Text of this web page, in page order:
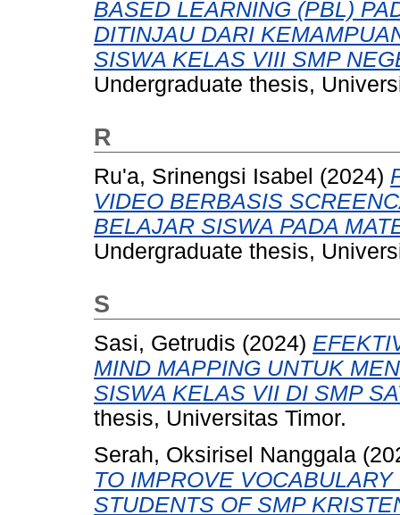
BASED LEARNING (PBL)
DITINJAU DARI
SISWA KELAS VIII SMP
Undergraduate thesis,
R
Ru'a, Srinengsi Isabel (2024)
VIDEO BERBASIS
BELAJAR SISWA PADA
Undergraduate thesis,
S
Sasi, Getrudis (2024)
MIND MAPPING UNTUK
SISWA KELAS VII DI SMP
thesis, Universitas Timor.
Serah, Oksirisel Nanggala
TO IMPROVE
STUDENTS OF SMP